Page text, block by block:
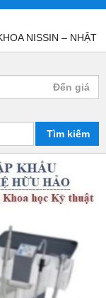
NISSIN – NHẬT
Tìm kiếm